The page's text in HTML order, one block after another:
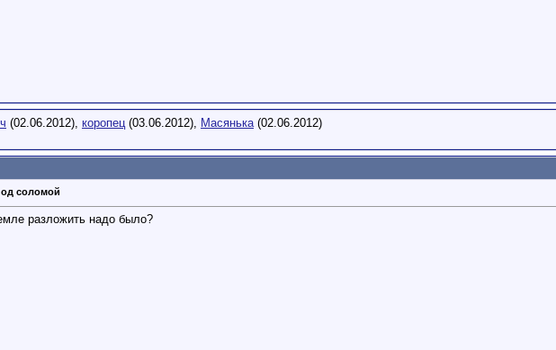
(02.06.2012), коропец(03.06.2012), Масянька(02.06.2012)
соломой
разложить надо было?